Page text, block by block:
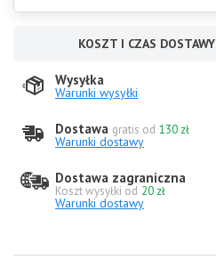
KOSZT I CZAS DOSTAWY
Wysyłka
Warunki wysyłki
Dostawa gratis od 130 zł
Warunki dostawy
Dostawa zagraniczna
Koszt wysyłki od 20 zł
Warunki dostawy